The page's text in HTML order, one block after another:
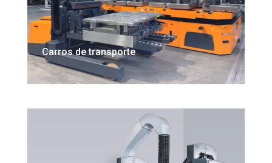
Carros de transporte